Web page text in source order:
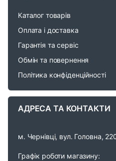
Каталог товарів
Оплата і доставка
Гарантія та сервіс
Обмін та повернення
Політика конфіденційності
АДРЕСА ТА КОНТАКТИ
м. Чернівці, вул. Головна,
Графік роботи магазину: